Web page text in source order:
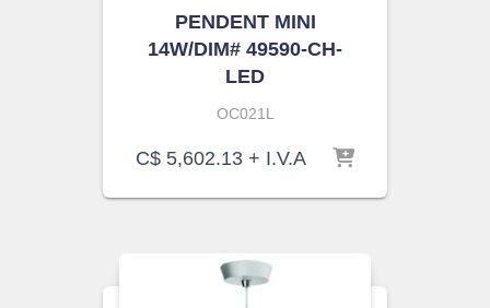
PENDENT MINI
14W/DIM# 49590-CH-
LED
OC021L
C$ 5,602.13 + I.V.A